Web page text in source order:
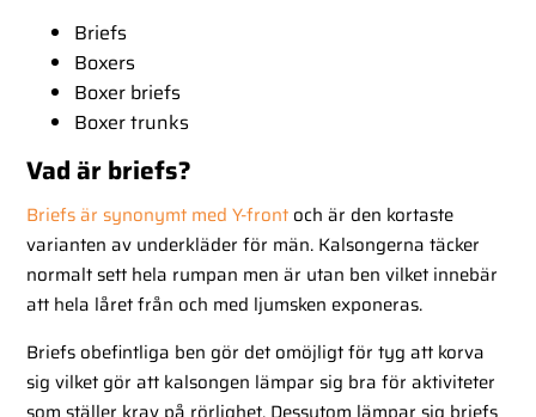
Briefs
Boxers
Boxer briefs
Boxer trunks
Vad är briefs?
Briefs är synonymt med Y-front och är den kortaste
varianten av underkläder för män. Kalsongerna täcker
normalt sett hela rumpan men är utan ben vilket innebär
att hela låret från och med ljumsken exponeras.
Briefs obefintliga ben gör det omöjligt för tyg att korva
sig vilket gör att kalsongen lämpar sig bra för aktiviteter